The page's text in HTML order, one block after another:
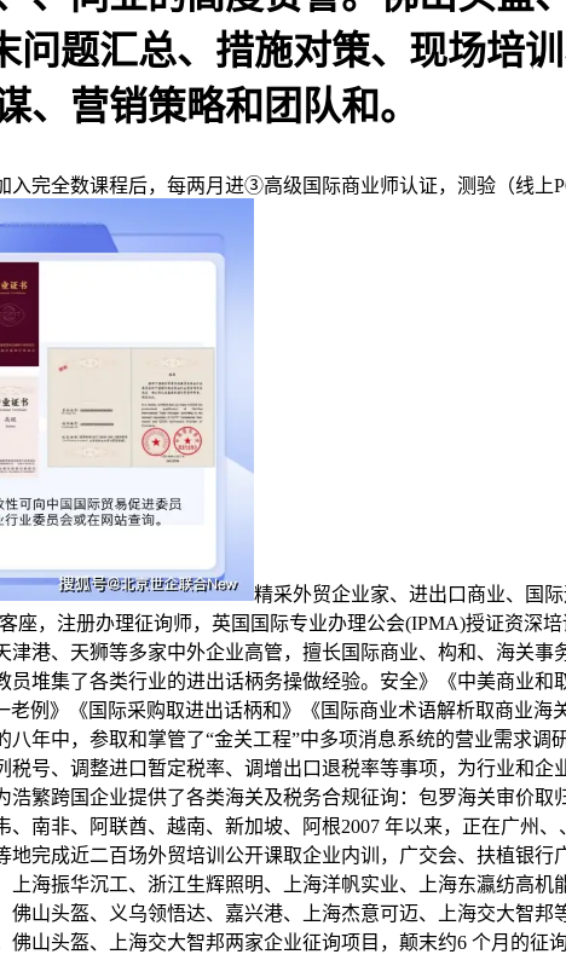
题汇总、措施对策、现场培
、营销策略和团队和。
全数课程后，每两月进③高级国际商业师认证，测验（线上
精采外贸企业家、进出口商业、国
座，注册办理征询师，英国国际专业办理公会(IPMA)授证资深
港、天狮等多家中外企业高管，擅长国际商业、构和、海关事
堆集了各类行业的进出话柄务操做经验。安全》《中美商业和
老例》《国际采购取进出话柄和》《国际商业术语解析取商业
年中，参取和掌管了“金关工程”中多项消息系统的营业需求调
号、调整进口暂定税率、调增出口退税率等事项，为行业和企
繁跨国企业提供了各类海关及税务合规征询：包罗海关审价取
南非、阿联酋、越南、新加坡、阿根2007 年以来，正在广州
完成近二百场外贸培训公开课取企业内训，广交会、扶植银行
海振华沉工、浙江生辉照明、上海洋帆实业、上海东瀛纺高机
山头盔、义乌领悟达、嘉兴港、上海杰意可迈、上海交大智邦
山头盔、上海交大智邦两家企业征询项目，颠末约6 个月的征